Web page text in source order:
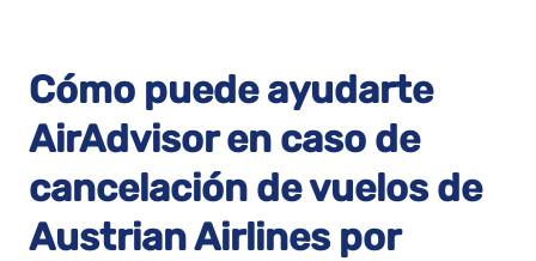
Cómo puede ayudarte
AirAdvisor en caso de
cancelación de vuelos de
Austrian Airlines por